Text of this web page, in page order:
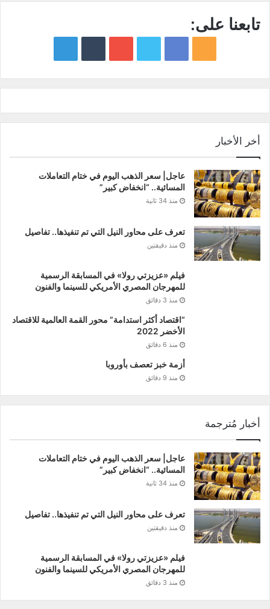
تابعنا على:
أخر الأخبار
عاجل| سعر الذهب اليوم في ختام التعاملات
المسائية.. “انخفاض كبير”
منذ 34 ثانية
تعرف على محاور النيل التي تم تنفيذها.. تفاصيل
منذ دقيقتين
فيلم «عزيزتي رولا» في المسابقة الرسمية
للمهرجان المصري الأمريكي للسينما والفنون
منذ 3 دقائق
“اقتصاد أكثر استدامة” محور القمة العالمية للاقتصاد
الأخضر 2022
منذ 6 دقائق
أزمة خبز تعصف بأوروبا
منذ 9 دقائق
أخبار مُترجمة
عاجل| سعر الذهب اليوم في ختام التعاملات
المسائية.. “انخفاض كبير”
منذ 34 ثانية
تعرف على محاور النيل التي تم تنفيذها.. تفاصيل
منذ دقيقتين
فيلم «عزيزتي رولا» في المسابقة الرسمية
للمهرجان المصري الأمريكي للسينما والفنون
منذ 3 دقائق